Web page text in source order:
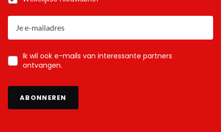
Ik wil ook e-mails van interessante partners
ontvangen.
ABONNEREN